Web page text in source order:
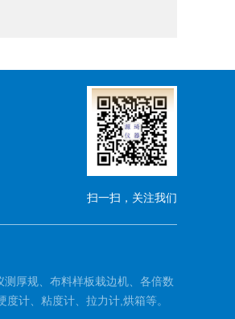
扫一扫，关注我们
厚规、布料样板栽边机、各倍数
计、粘度计、拉力计,烘箱等。